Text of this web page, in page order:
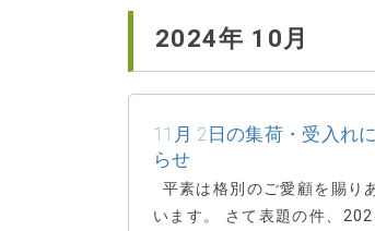
2024年 10月
11月 2日の集荷・受入れ
らせ
平素は格別のご愛顧を賜り
います。 さて表題の件、